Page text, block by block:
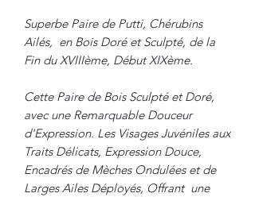
Superbe Paire de Putti, Chérubins
Ailés, en Bois Doré et Sculpté, de la
Fin du XVIIIème, Début XIXème.
Cette Paire de Bois Sculpté et Doré,
avec une Remarquable Douceur
d'Expression. Les Visages Juvéniles aux
Traits Délicats, Expression Douce,
Encadrés de Mèches Ondulées et de
Larges Ailes Déployés, Offrant une